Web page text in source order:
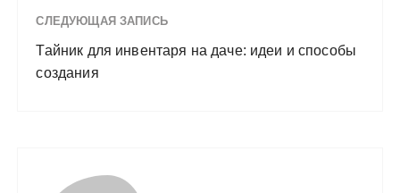
СЛЕДУЮЩАЯ ЗАПИСЬ
Тайник для инвентаря на даче: идеи и способы
создания